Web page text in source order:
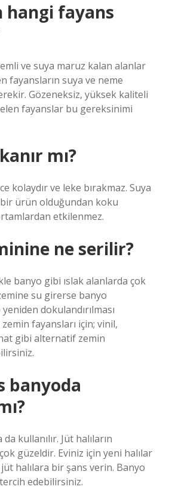
hangi fayans
ve suya maruz kalan alanlar
fayansların suya ve neme
Gözeneksiz, yüksek kaliteli
fayanslar bu gereksinimi
mı?
kolaydır ve leke bırakmaz. Suya
bir ürün olduğundan koku
etkilenmez.
ne serilir?
banyo gibi ıslak alanlarda çok
su girerse banyo
dokulandırılması
fayansları için; vinil,
gibi alternatif zemin
banyoda
kullanılır. Jüt halıların
güzeldir. Eviniz için yeni halılar
halılara bir şans verin. Banyo
edebilirsiniz.